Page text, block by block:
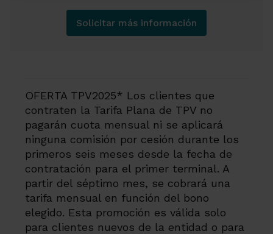
Solicitar más información
OFERTA TPV2025* Los clientes que
contraten la Tarifa Plana de TPV no
pagarán cuota mensual ni se aplicará
ninguna comisión por cesión durante los
primeros seis meses desde la fecha de
contratación para el primer terminal. A
partir del séptimo mes, se cobrará una
tarifa mensual en función del bono
elegido. Esta promoción es válida solo
para clientes nuevos de la entidad o para